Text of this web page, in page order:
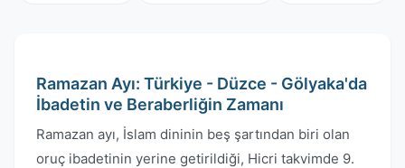
Ramazan Ayı: Türkiye - Düzce - Gölyaka'da
İbadetin ve Beraberliğin Zamanı
Ramazan ayı, İslam dininin beş şartından biri olan
oruç ibadetinin yerine getirildiği, Hicri takvimde 9.